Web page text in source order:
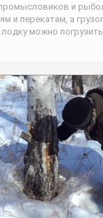
и
и перекатам, а
можно погрузить